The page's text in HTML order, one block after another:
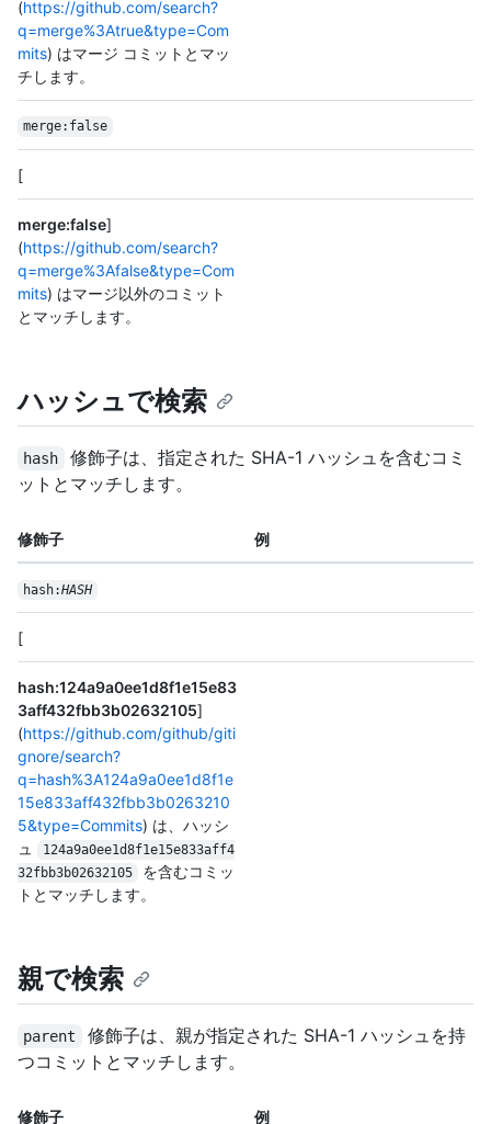
(https://github.com/search?
q=merge%3Atrue&type=Com
mits) はマージ コミットとマッ
チします。
merge:false
[
merge:false]
(https://github.com/search?
q=merge%3Afalse&type=Com
mits) はマージ以外のコミット
とマッチします。
ハッシュで検索
hash
修飾子は、指定された SHA-1 ハッシュを含むコミ
ットとマッチします。
修飾子 例
hash:HASH
[
hash:124a9a0ee1d8f1e15e83
3aff432fbb3b02632105]
(https://github.com/github/giti
gnore/search?
q=hash%3A124a9a0ee1d8f1e
15e833aff432fbb3b0263210
5&type=Commits) は、ハッシ
ュ
124a9a0ee1d8f1e15e833aff4
32fbb3b02632105
を含むコミッ
トとマッチします。
親で検索
parent
修飾子は、親が指定された SHA-1 ハッシュを持
つコミットとマッチします。
修飾子 例